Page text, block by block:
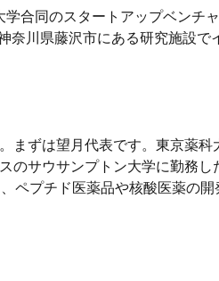
合同のスタートアップベンチ
川県藤沢市にある研究施設で
まずは望月代表です。東京薬
サウサンプトン大学に勤務し
ペプチド医薬品や核酸医薬の